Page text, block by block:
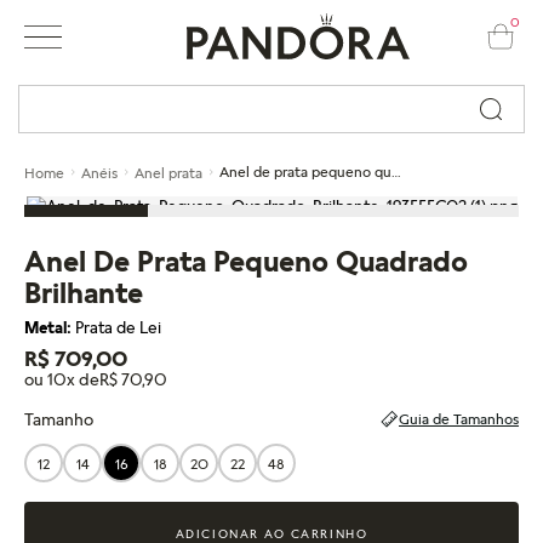
0
Busque por nome ou código...
Home Anéis Anel prata
Anel De Prata Pequeno Quadrado
Brilhante
Metal: Prata de Lei
R$ 709,00
ou 10x deR$ 70,90
Tamanho
Guia de Tamanhos
12 14 16 18 20 22 48
ADICIONAR AO CARRINHO